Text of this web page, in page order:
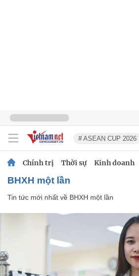
# ASEAN CUP 2026
Chính trị Thời sự Kinh doanh
BHXH một lần
Tin tức mới nhất về BHXH một lần